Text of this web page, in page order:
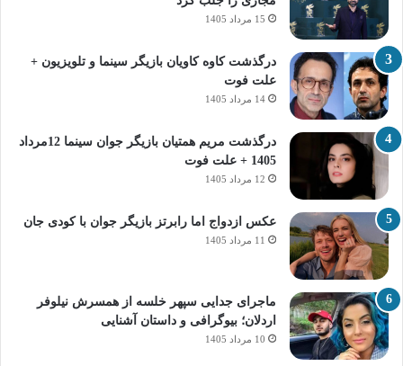
15 مرداد 1405
درگذشت کاوه کاویان بازیگر سینما و تلویزیون +
علت فوت
14 مرداد 1405
درگذشت مریم همتیان بازیگر جوان سینما 12مرداد
1405 + علت فوت
12 مرداد 1405
عکس ازدواج اما رابرتز بازیگر جوان با کودی جان
11 مرداد 1405
ماجرای جدایی سپهر خلسه از همسرش نیلوفر
اردلان؛ بیوگرافی و داستان آشنایی
10 مرداد 1405